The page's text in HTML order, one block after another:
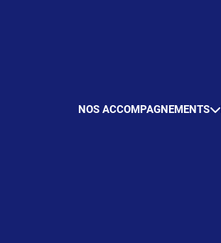
NOS ACCOMPAGNEMENTS